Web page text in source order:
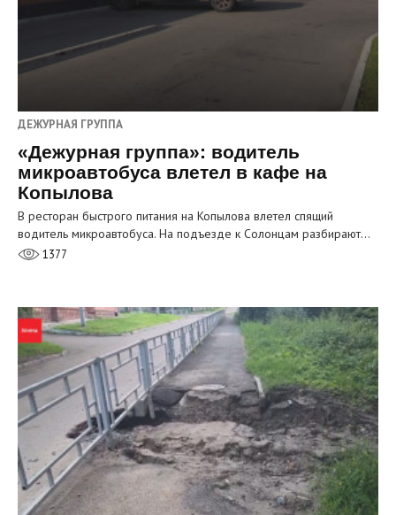
ДЕЖУРНАЯ ГРУППА
«Дежурная группа»: водитель
микроавтобуса влетел в кафе на
Копылова
В ресторан быстрого питания на Копылова влетел спящий
водитель микроавтобуса. На подъезде к Солонцам разбирают…
1377